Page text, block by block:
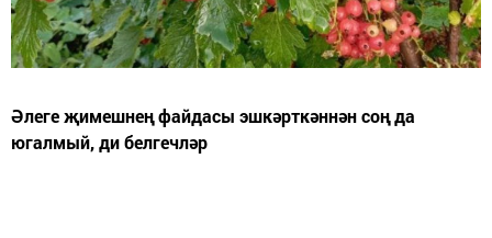
Әлеге җимешнең файдасы эшкәрткәннән соң да
югалмый, ди белгечләр